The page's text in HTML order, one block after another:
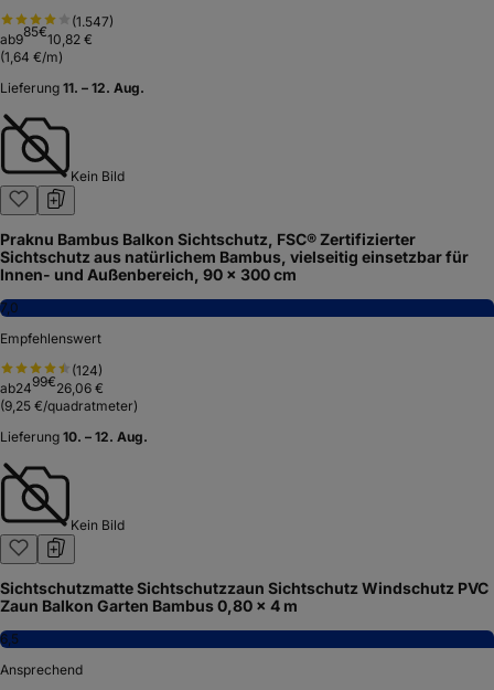
(1.547)
ab985€10,82 €
(1,64 €/m)
Lieferung 11. – 12. Aug.
Kein Bild
Praknu Bambus Balkon Sichtschutz, FSC® Zertifizierter
Sichtschutz aus natürlichem Bambus, vielseitig einsetzbar für
Innen- und Außenbereich, 90 x 300 cm
7,0
Empfehlenswert
(124)
ab2499€26,06 €
(9,25 €/quadratmeter)
Lieferung 10. – 12. Aug.
Kein Bild
Sichtschutzmatte Sichtschutzzaun Sichtschutz Windschutz PVC
Zaun Balkon Garten Bambus 0,80 x 4 m
6,5
Ansprechend